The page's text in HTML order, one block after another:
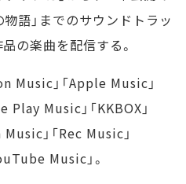
語」までのサウンドトラッ
の楽曲を配信する。
Music」「Apple Music」
Play Music」「KKBOX」
」「Rec Music」
Music」。